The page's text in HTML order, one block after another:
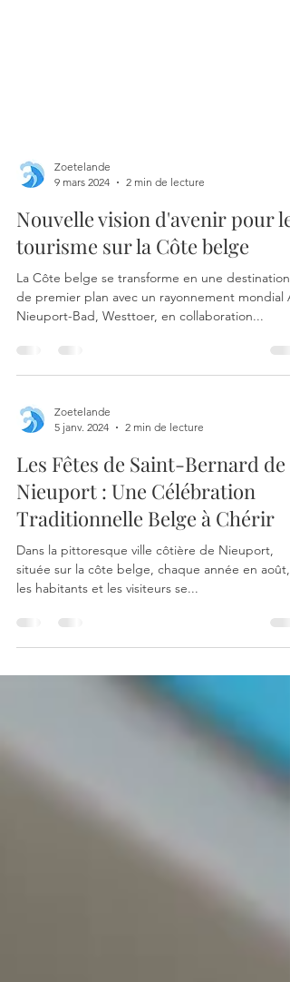
9 mars 2024
2 min de lecture
Nouvelle vision d'avenir pour le
tourisme sur la Côte belge
La Côte belge se transforme en une destination
Nieuport-Bad, Westtoer, en collaboration...
5 janv. 2024
2 min de lecture
Les Fêtes de Saint-Bernard de
Nieuport : Une Célébration
Traditionnelle Belge à Chérir
Dans la pittoresque ville côtière de Nieuport,
les habitants et les visiteurs se...